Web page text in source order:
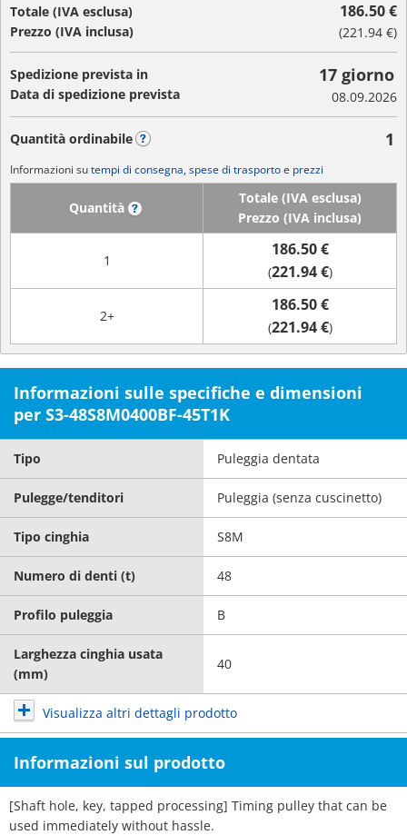
Totale (IVA esclusa)
Prezzo (IVA inclusa)
186.50 €
(221.94 €)
Spedizione prevista in
Data di spedizione prevista
17 giorno
08.09.2026
Quantità ordinabile 1
Informazioni sutempi di consegna, spese di trasportoe prezzi
Quantità
Totale (IVA esclusa)
Prezzo (IVA inclusa)
1
186.50 €
(221.94 €)
2+
186.50 €
(221.94 €)
Informazioni sulle specifiche e dimensioni
per S3-48S8M0400BF-45T1K
Tipo Puleggia dentata
Pulegge/tenditori Puleggia (senza cuscinetto)
Tipo cinghia S8M
Numero di denti (t) 48
Profilo puleggia B
Larghezza cinghia usata
(mm)
40
Visualizza altri dettagli prodotto
Informazioni sul prodotto
[Shaft hole, key, tapped processing] Timing pulley that can be
used immediately without hassle.